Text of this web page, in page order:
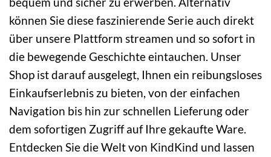
können Sie diese faszinierende Serie auch direkt
über unsere Plattform streamen und so sofort in
die bewegende Geschichte eintauchen. Unser
Shop ist darauf ausgelegt, Ihnen ein reibungsloses
Einkaufserlebnis zu bieten, von der einfachen
Navigation bis hin zur schnellen Lieferung oder
dem sofortigen Zugriff auf Ihre gekaufte Ware.
Entdecken Sie die Welt von KindKind und lassen